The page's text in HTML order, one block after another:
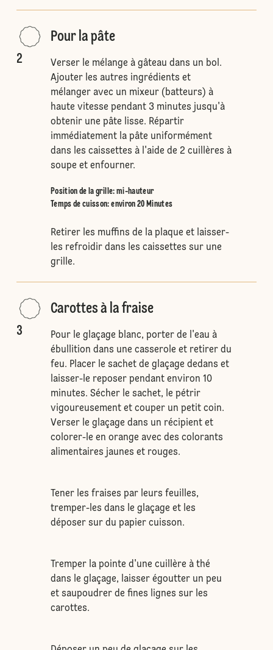
2
Pour la pâte
Verser le mélange à gâteau dans un bol.
Ajouter les autres ingrédients et
mélanger avec un mixeur (batteurs) à
haute vitesse pendant 3 minutes jusqu'à
obtenir une pâte lisse. Répartir
immédiatement la pâte uniformément
dans les caissettes à l'aide de 2 cuillères à
soupe et enfourner.
Position de la grille: mi-hauteur
Temps de cuisson: environ 20 Minutes
Retirer les muffins de la plaque et laisser-
les refroidir dans les caissettes sur une
grille.
3
Carottes à la fraise
Pour le glaçage blanc, porter de l'eau à
ébullition dans une casserole et retirer du
feu. Placer le sachet de glaçage dedans et
laisser-le reposer pendant environ 10
minutes. Sécher le sachet, le pétrir
vigoureusement et couper un petit coin.
Verser le glaçage dans un récipient et
colorer-le en orange avec des colorants
alimentaires jaunes et rouges.
Tener les fraises par leurs feuilles,
tremper-les dans le glaçage et les
déposer sur du papier cuisson.
Tremper la pointe d'une cuillère à thé
dans le glaçage, laisser égoutter un peu
et saupoudrer de fines lignes sur les
carottes.